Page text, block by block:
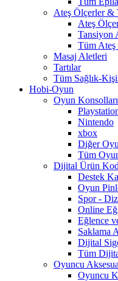
Ateş Ölçerler &
Ateş
Tansiyon
Tüm
Masaj Aletleri
Tartılar
Tüm Sağlık-
Hobi-Oyun
Oyun Konsolları
Nintendo
xbox
Diğer
Tüm
Dijital Ürün
Destek
Oyun
Spor -
Online
Eğlence
Saklama
Dijital
Tüm
Oyuncu
Oyuncu